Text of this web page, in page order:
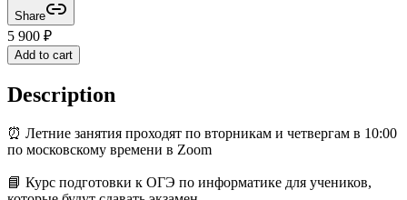
Share
5 900 ₽
Add to cart
Description
⏰ Летние занятия проходят по вторникам и четвергам в 10:00
по московскому времени в Zoom
📘 Курс подготовки к ОГЭ по информатике для учеников,